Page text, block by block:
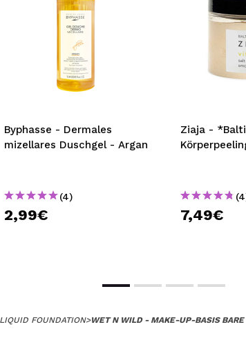
Byphasse - Dermales
mizellares Duschgel - Argan
(4)
2,99€
Ziaja -
7,49€
LIQUID FOUNDATION>WET N WILD - MAKE-UP-BASIS BARE